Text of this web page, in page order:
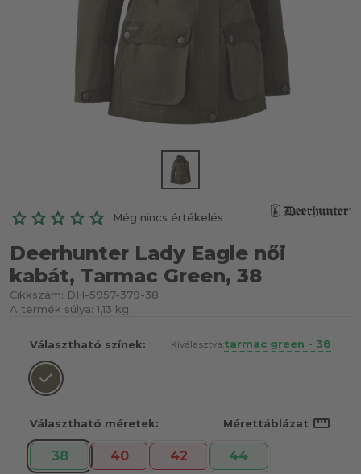
Még nincs értékelés
Deerhunter Lady Eagle női
kabát, Tarmac Green, 38
Cikkszám: DH-5957-379-38
A termék súlya: 1,13 kg
Választható színek: Kiválasztva:tarmac green - 38
Választható méretek: Mérettáblázat straighten
38 40 42 44